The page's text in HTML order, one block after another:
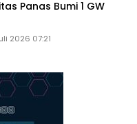
Panas Bumi 1 GW
2026 07:21